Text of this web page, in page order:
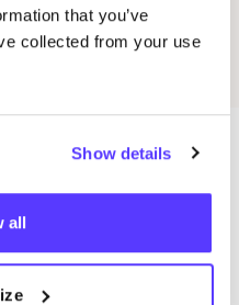
that you’ve
collected from your use
Show details
all
Gegend